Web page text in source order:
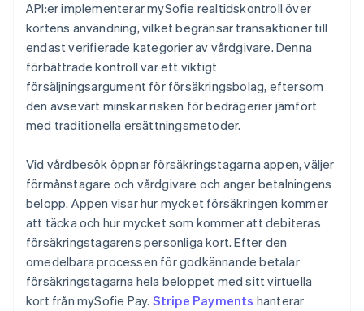
API:er implementerar mySofie realtidskontroll över
kortens användning, vilket begränsar transaktioner till
endast verifierade kategorier av vårdgivare. Denna
förbättrade kontroll var ett viktigt
försäljningsargument för försäkringsbolag, eftersom
den avsevärt minskar risken för bedrägerier jämfört
med traditionella ersättningsmetoder.
Vid vårdbesök öppnar försäkringstagarna appen, väljer
förmånstagare och vårdgivare och anger betalningens
belopp. Appen visar hur mycket försäkringen kommer
att täcka och hur mycket som kommer att debiteras
försäkringstagarens personliga kort. Efter den
omedelbara processen för godkännande betalar
försäkringstagarna hela beloppet med sitt virtuella
kort från mySofie Pay. Stripe Payments hanterar